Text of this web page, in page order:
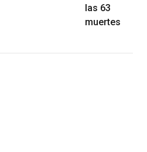
las 63
muertes